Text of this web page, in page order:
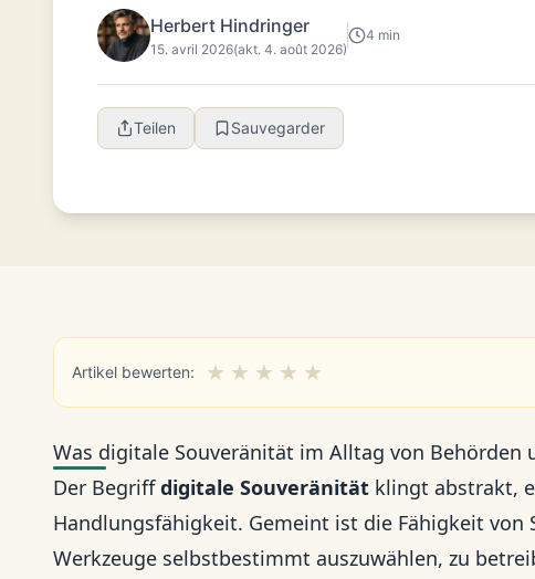
Herbert Hindringer
15. avril 2026(akt. 4. août 2026)
4 min
Teilen Sauvegarder
Artikel bewerten: ★ ★ ★ ★ ★
Was digitale Souveränität im Alltag von Behörden
Der Begriffdigitale Souveränität klingt abstrakt,
Handlungsfähigkeit. Gemeint ist die Fähigkeit
Werkzeuge selbstbestimmt auszuwählen, zu